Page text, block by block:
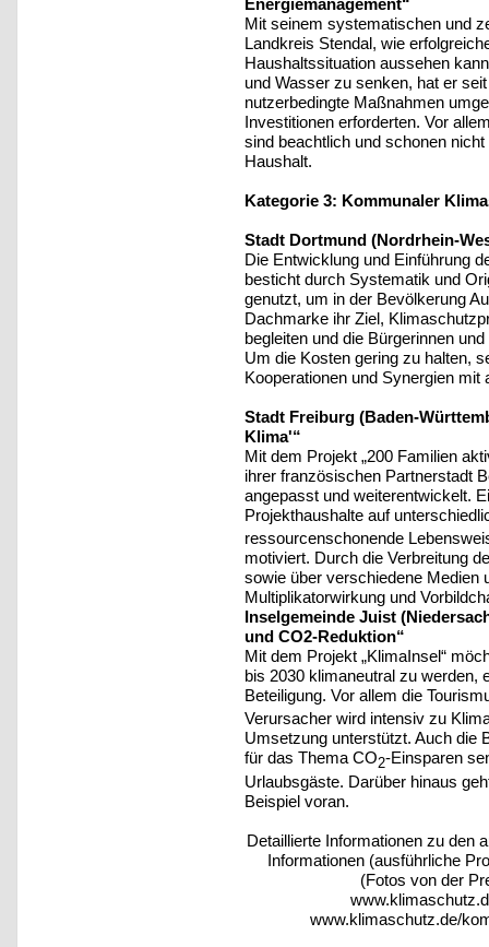
Energiemanagement“
Mit seinem systematischen und
Landkreis Stendal, wie
Haushaltssituation aussehen
und Wasser zu senken, hat er
nutzerbedingte Maßnahmen
Investitionen erforderten. Vor
sind beachtlich und schonen
Haushalt.
Kategorie 3: Kommunaler
Stadt Dortmund (Nordrhein-
Die Entwicklung und Einführung
besticht durch Systematik und
genutzt, um in der Bevölkerung
Dachmarke ihr Ziel,
begleiten und die Bürgerinnen
Um die Kosten gering zu halten,
Kooperationen und Synergien mit
Stadt Freiburg (Baden-
Klima'“
Mit dem Projekt „200 Familien
ihrer französischen Partnerstadt
angepasst und weiterentwickelt.
Projekthaushalte auf
ressourcenschonende
motiviert. Durch die Verbreitung
sowie über verschiedene Medien
Multiplikatorwirkung und
Inselgemeinde Juist
und CO2-Reduktion“
Mit dem Projekt „KlimaInsel“
bis 2030 klimaneutral zu werden,
Beteiligung. Vor allem die
Verursacher wird intensiv zu
Umsetzung unterstützt. Auch die
für das Thema CO2-Einsparen
Urlaubsgäste. Darüber hinaus
Beispiel voran.
Detaillierte Informationen zu den
Informationen (ausführliche
(Fotos von der
www.klimaschutz.de/